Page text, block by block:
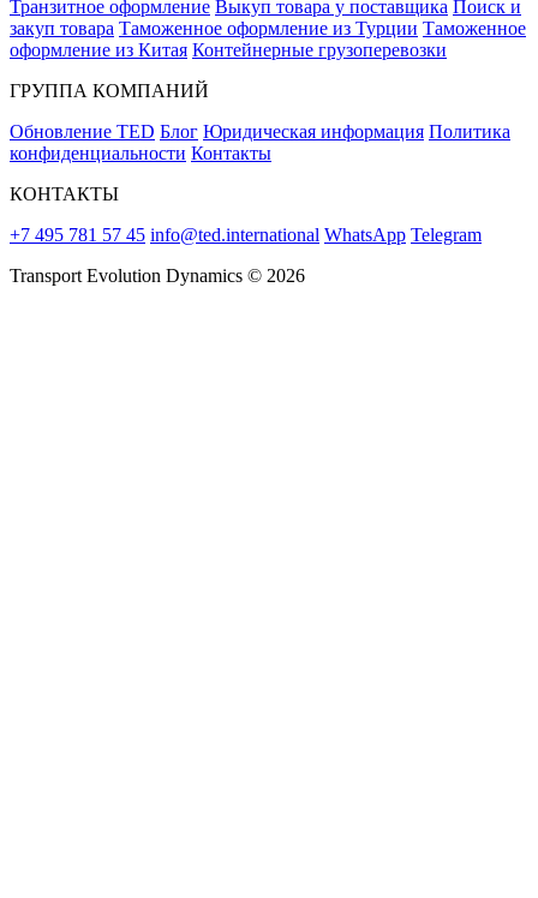
Транзитное оформление Выкуп товара у поставщика Поиск и
закуп товара Таможенное оформление из Турции Таможенное
оформление из Китая Контейнерные грузоперевозки
ГРУППА КОМПАНИЙ
Обновление TED Блог Юридическая информация Политика
конфиденциальности Контакты
КОНТАКТЫ
+7 495 781 57 45 info@ted.international WhatsApp Telegram
Transport Evolution Dynamics © 2026